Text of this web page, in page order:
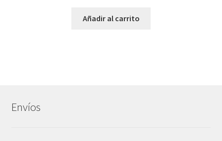
Añadir al carrito
Envíos